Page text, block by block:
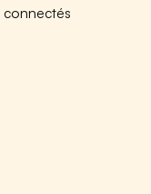
connectés